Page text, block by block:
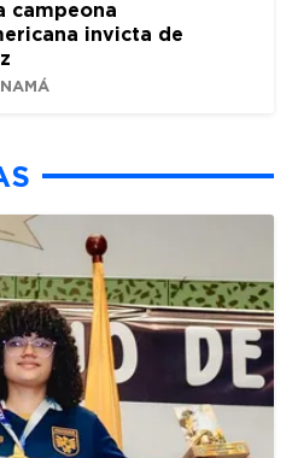
campeona
invicta de